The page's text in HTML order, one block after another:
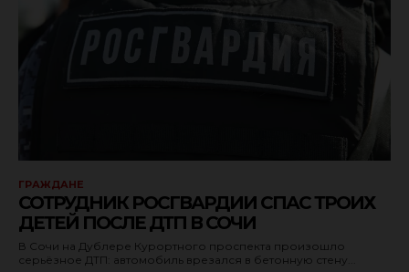
ГРАЖДАНЕ
СОТРУДНИК РОСГВАРДИИ СПАС ТРОИХ
ДЕТЕЙ ПОСЛЕ ДТП В СОЧИ
В Сочи на Дублере Курортного проспекта произошло
серьёзное ДТП: автомобиль врезался в бетонную стену...